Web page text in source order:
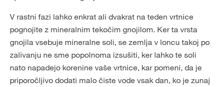
V rastni fazi lahko enkrat ali dvakrat na teden vrtnice
pognojite z mineralnim tekočim gnojilom. Ker ta vrsta
gnojila vsebuje mineralne soli, se zemlja v loncu takoj po
zalivanju ne sme popolnoma izsušiti, ker lahko te soli
nato napadejo korenine vaše vrtnice, kar pomeni, da je
priporočljivo dodati malo čiste vode vsak dan, ko je zunaj